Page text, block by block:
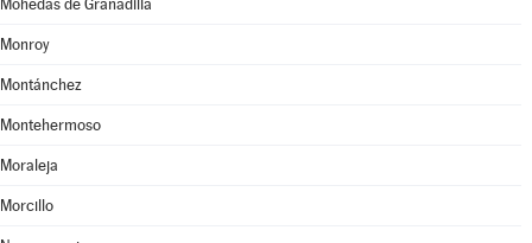
Mohedas de Granadilla
Monroy
Montánchez
Montehermoso
Moraleja
Morcillo